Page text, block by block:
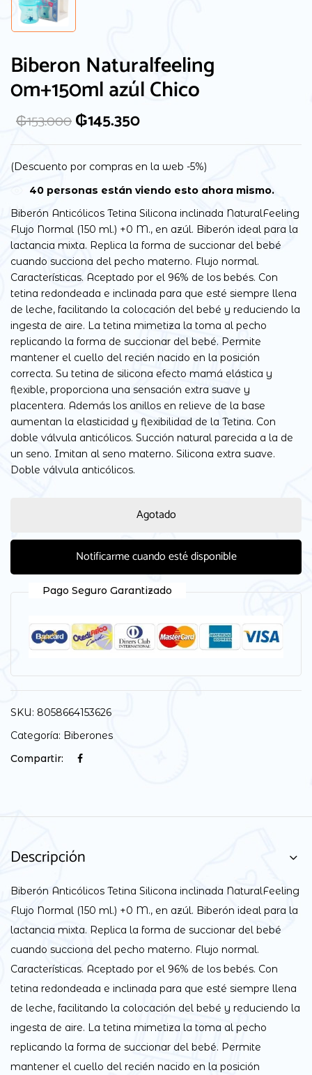
Biberon Naturalfeeling
0m+150ml azúl Chico
₲153.000₲145.350
(Descuento por compras en la web -5%)
40 personas están viendo esto ahora mismo.
Biberón Anticólicos Tetina Silicona inclinada NaturalFeeling
Flujo Normal (150 ml.) +0 M., en azúl. Biberón ideal para la
lactancia mixta. Replica la forma de succionar del bebé
cuando succiona del pecho materno. Flujo normal.
Características. Aceptado por el 96% de los bebés. Con
tetina redondeada e inclinada para que esté siempre llena
de leche, facilitando la colocación del bebé y reduciendo la
ingesta de aire. La tetina mimetiza la toma al pecho
replicando la forma de succionar del bebé. Permite
mantener el cuello del recién nacido en la posición
correcta. Su tetina de silicona efecto mamá elástica y
flexible, proporciona una sensación extra suave y
placentera. Además los anillos en relieve de la base
aumentan la elasticidad y flexibilidad de la Tetina. Con
doble válvula anticólicos. Succión natural parecida a la de
un seno. Imitan al seno materno. Silicona extra suave.
Doble válvula anticólicos.
Agotado
Notificarme cuando esté disponible
Pago Seguro Garantizado
SKU: 8058664153626
Categoría: Biberones
Compartir:
Descripción
Biberón Anticólicos Tetina Silicona inclinada NaturalFeeling
Flujo Normal (150 ml.) +0 M., en azúl. Biberón ideal para la
lactancia mixta. Replica la forma de succionar del bebé
cuando succiona del pecho materno. Flujo normal.
Características. Aceptado por el 96% de los bebés. Con
tetina redondeada e inclinada para que esté siempre llena
de leche, facilitando la colocación del bebé y reduciendo la
ingesta de aire. La tetina mimetiza la toma al pecho
replicando la forma de succionar del bebé. Permite
mantener el cuello del recién nacido en la posición